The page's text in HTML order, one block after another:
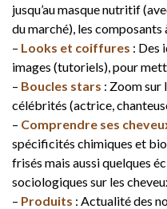
jusqu’au masque nutritif
du marché), les
– Looks et coiffures : Des
images (tutoriels), pour
– Boucles stars : Zoom sur
célébrités (actrice,
– Comprendre ses
spécificités chimiques et
frisés mais aussi quelques
sociologiques sur les
– Produits : Actualité des